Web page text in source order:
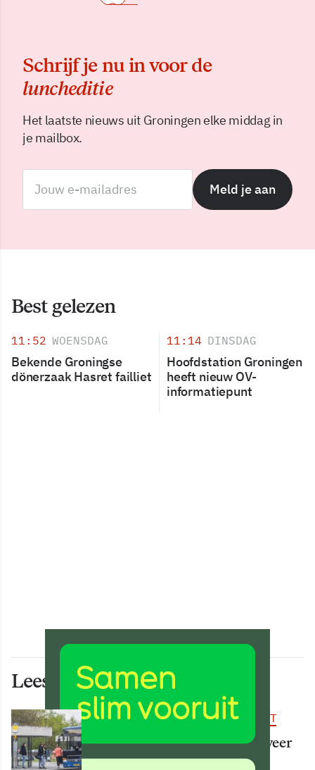
Schrijf je nu in voor de
luncheditie
Het laatste nieuws uit Groningen elke middag in
je mailbox.
Meld je aan
Best gelezen
11:52 WOENSDAG
Bekende Groningse
dönerzaak Hasret failliet
11:14 DINSDAG
Hoofdstation Groningen
heeft nieuw OV-
informatiepunt
Lees ook deze artikelen
BEREIKBAARHEID & MOBILITEIT
Vanaf 15 augustus rijden er weer
meer bussen